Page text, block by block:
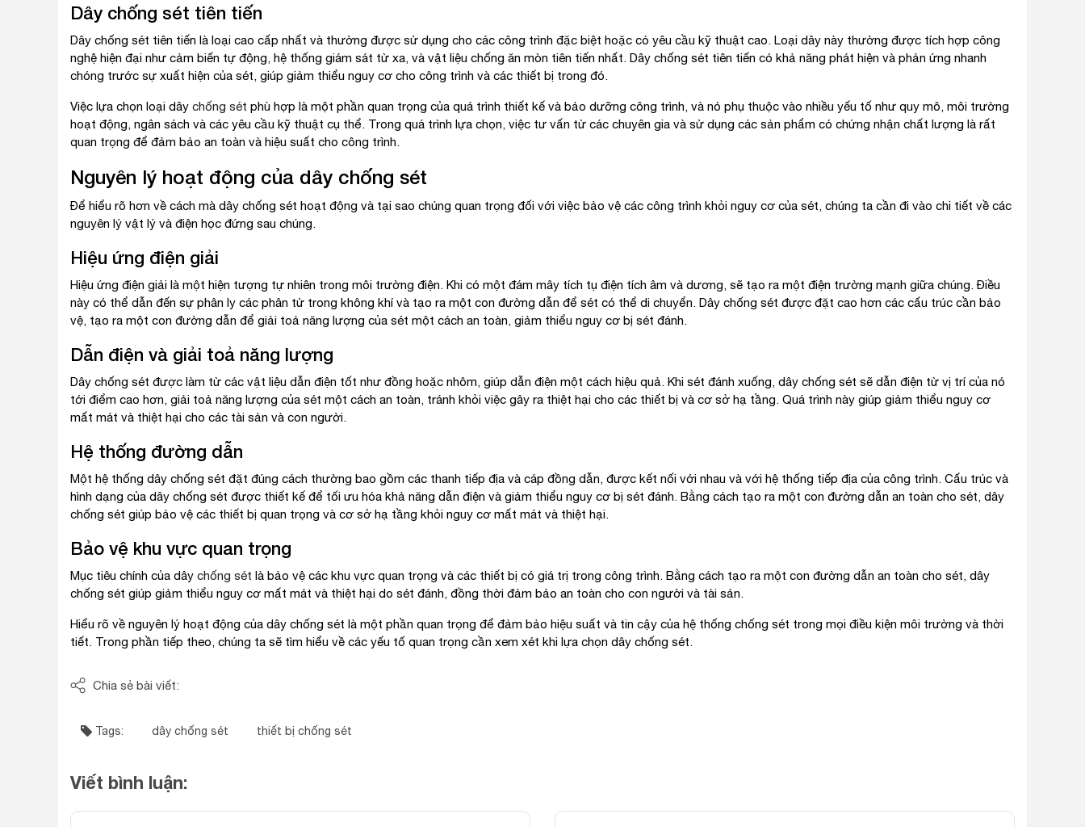
Dây chống sét tiên tiến
Dây chống sét tiên tiến là loại cao cấp nhất và thường được sử dụng cho các công trình đặc biệt hoặc có yêu cầu kỹ thuật cao. Loại dây này thường được tích hợp công
nghệ hiện đại như cảm biến tự động, hệ thống giám sát từ xa, và vật liệu chống ăn mòn tiên tiến nhất. Dây chống sét tiên tiến có khả năng phát hiện và phản ứng nhanh
chóng trước sự xuất hiện của sét, giúp giảm thiểu nguy cơ cho công trình và các thiết bị trong đó.
Việc lựa chọn loại dây chống sét phù hợp là một phần quan trọng của quá trình thiết kế và bảo dưỡng công trình, và nó phụ thuộc vào nhiều yếu tố như quy mô, môi trường
hoạt động, ngân sách và các yêu cầu kỹ thuật cụ thể. Trong quá trình lựa chọn, việc tư vấn từ các chuyên gia và sử dụng các sản phẩm có chứng nhận chất lượng là rất
quan trọng để đảm bảo an toàn và hiệu suất cho công trình.
Nguyên lý hoạt động của dây chống sét
Để hiểu rõ hơn về cách mà dây chống sét hoạt động và tại sao chúng quan trọng đối với việc bảo vệ các công trình khỏi nguy cơ của sét, chúng ta cần đi vào chi tiết về các
nguyên lý vật lý và điện học đứng sau chúng.
Hiệu ứng điện giải
Hiệu ứng điện giải là một hiện tượng tự nhiên trong môi trường điện. Khi có một đám mây tích tụ điện tích âm và dương, sẽ tạo ra một điện trường mạnh giữa chúng. Điều
này có thể dẫn đến sự phân ly các phân tử trong không khí và tạo ra một con đường dẫn để sét có thể di chuyển. Dây chống sét được đặt cao hơn các cấu trúc cần bảo
vệ, tạo ra một con đường dẫn để giải toả năng lượng của sét một cách an toàn, giảm thiểu nguy cơ bị sét đánh.
Dẫn điện và giải toả năng lượng
Dây chống sét được làm từ các vật liệu dẫn điện tốt như đồng hoặc nhôm, giúp dẫn điện một cách hiệu quả. Khi sét đánh xuống, dây chống sét sẽ dẫn điện từ vị trí của nó
tới điểm cao hơn, giải toả năng lượng của sét một cách an toàn, tránh khỏi việc gây ra thiệt hại cho các thiết bị và cơ sở hạ tầng. Quá trình này giúp giảm thiểu nguy cơ
mất mát và thiệt hại cho các tài sản và con người.
Hệ thống đường dẫn
Một hệ thống dây chống sét đặt đúng cách thường bao gồm các thanh tiếp địa và cáp đồng dẫn, được kết nối với nhau và với hệ thống tiếp địa của công trình. Cấu trúc và
hình dạng của dây chống sét được thiết kế để tối ưu hóa khả năng dẫn điện và giảm thiểu nguy cơ bị sét đánh. Bằng cách tạo ra một con đường dẫn an toàn cho sét, dây
chống sét giúp bảo vệ các thiết bị quan trọng và cơ sở hạ tầng khỏi nguy cơ mất mát và thiệt hại.
Bảo vệ khu vực quan trọng
Mục tiêu chính của dây chống sét là bảo vệ các khu vực quan trọng và các thiết bị có giá trị trong công trình. Bằng cách tạo ra một con đường dẫn an toàn cho sét, dây
chống sét giúp giảm thiểu nguy cơ mất mát và thiệt hại do sét đánh, đồng thời đảm bảo an toàn cho con người và tài sản.
Hiểu rõ về nguyên lý hoạt động của dây chống sét là một phần quan trọng để đảm bảo hiệu suất và tin cậy của hệ thống chống sét trong mọi điều kiện môi trường và thời
tiết. Trong phần tiếp theo, chúng ta sẽ tìm hiểu về các yếu tố quan trọng cần xem xét khi lựa chọn dây chống sét.
Chia sẻ bài viết:
Tags: dây chống sét thiết bị chống sét
Viết bình luận: